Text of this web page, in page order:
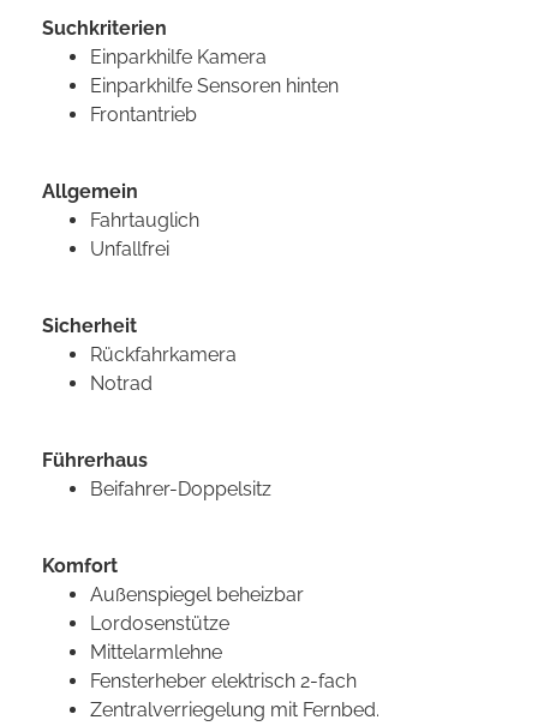
Suchkriterien
Einparkhilfe Kamera
Einparkhilfe Sensoren hinten
Frontantrieb
Allgemein
Fahrtauglich
Unfallfrei
Sicherheit
Rückfahrkamera
Notrad
Führerhaus
Beifahrer-Doppelsitz
Komfort
Außenspiegel beheizbar
Lordosenstütze
Mittelarmlehne
Fensterheber elektrisch 2-fach
Zentralverriegelung mit Fernbed.